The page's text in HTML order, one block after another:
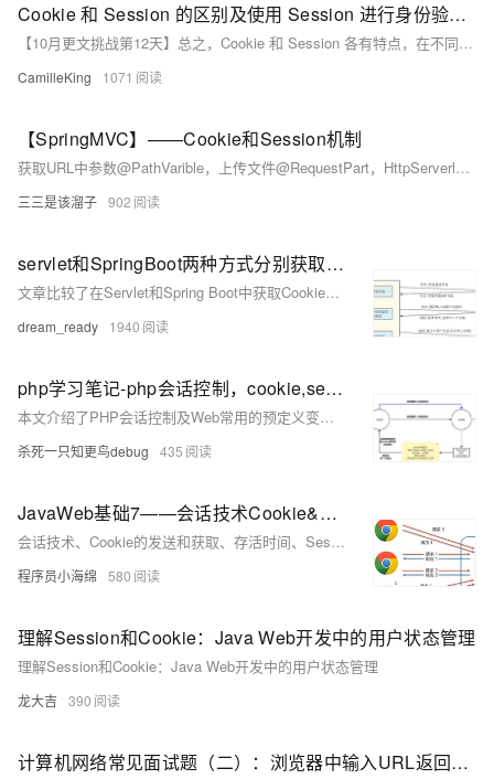
Cookie 和 Session 的区别及使用 Session 进行身份验证的方法
【10月更文挑战第12天】总之，Cookie 和 Session 各有特点，在不同的场景中发挥着不同的作用。使用 Session 进行身份验证是常见的做法，通过合理的设计和管理，可以确保用户身份的安全和可靠验证。
CamilleKing 1071
【SpringMVC】——Cookie和Session机制
获取URL中参数@PathVarible，上传文件@RequestPart，HttpServerlet（getCookies()方法，getAttribute方法，setAttribute方法，）HttpSession(getAttribute方法)，@SessionAttribute
三三是该溜子 902
servlet和SpringBoot两种方式分别获取Cookie和Session方式比较（带源码） —— 图文并茂 两种方式获取Header
文章比较了在Servlet和Spring Boot中获取Cookie、Session和Header的方法，并提供了相应的代码实例，展示了两种方式在实际应用中的异同。
dream_ready 1940
php学习笔记-php会话控制，cookie,session的使用，cookie自动登录和session 图书上传信息添加和修改例子-day07
本文介绍了PHP会话控制及Web常用的预定义变量，包括`$_REQUEST`、`$_SERVER`、`$_COOKIE`和`$_SESSION`的用法和示例。涵盖了cookie的创建、使用、删除以及session的工作原理和使用，并通过图书上传的例子演示了session在实际应用中的使用。
杀死一只知更鸟debug 435
JavaWeb基础7——会话技术Cookie&Session
会话技术、Cookie的发送和获取、存活时间、Session钝化与活化、销毁、用户登录注册“记住我”和“验证码”案例
程序员小海绵 580
理解Session和Cookie：Java Web开发中的用户状态管理
理解Session和Cookie：Java Web开发中的用户状态管理
龙大吉 390
计算机网络常见面试题（二）：浏览器中输入URL返回页面过程、HTTP协议特点，GET、POST的区别，Cookie与Session